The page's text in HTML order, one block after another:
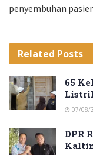
penyembuhan
Related Posts
65
07/08/
DPR